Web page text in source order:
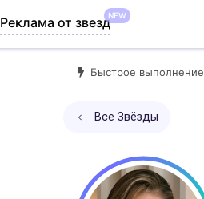
Реклама от звездNEW
Быстрое выполнение
Все Звёзды